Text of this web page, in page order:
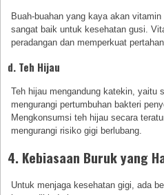
Buah-buahan yang kaya akan
sangat baik untuk kesehatan gusi.
peradangan dan memperkuat
d. Teh Hijau
Teh hijau mengandung katekin, yaitu
mengurangi pertumbuhan bakteri
Mengkonsumsi teh hijau secara
mengurangi risiko gigi berlubang.
4. Kebiasaan Buruk yang
Untuk menjaga kesehatan gigi, ada